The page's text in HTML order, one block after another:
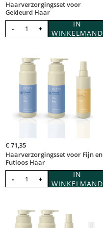
Haarverzorgingsset voor
Gekleurd Haar
- +
IN
WINKELMAND
Haarverzorgingsset voor Fijn en
Futloos Haar
€71,35
- +
IN
WINKELMAND